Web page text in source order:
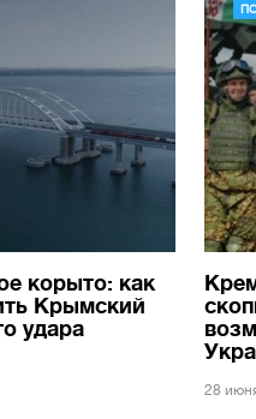
корыто: как
Крымский
удара
28